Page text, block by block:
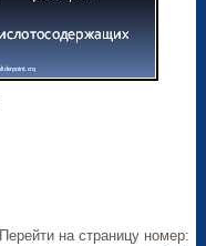
Перейти на страницу номер: